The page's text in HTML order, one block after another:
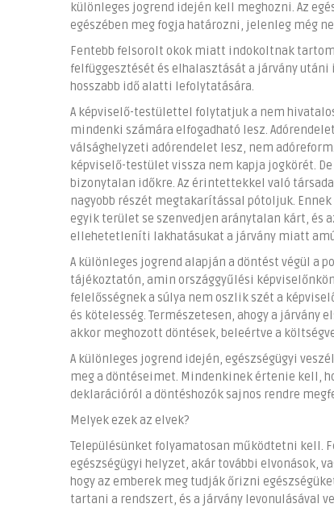
különleges jogrend idején kell meghozni. Az
egészében meg fogja határozni, jelenleg még
Fentebb felsorolt okok miatt indokoltnak
felfüggesztését és elhalasztását a járvány
hosszabb idő alatti lefolytatására.
A képviselő-testülettel folytatjuk a nem
mindenki számára elfogadható lesz.
válsághelyzeti adórendelet lesz, nem
képviselő-testület vissza nem kapja jogkörét.
bizonytalan időkre. Az érintettekkel való
nagyobb részét megtakarítással pótoljuk.
egyik terület se szenvedjen aránytalan kárt, és
ellehetetleníti lakhatásukat a járvány miatt
A különleges jogrend alapján a döntést végül a
tájékoztatón, amin országgyűlési
felelősségnek a súlya nem oszlik szét a
és kötelesség. Természetesen, ahogy a
akkor meghozott döntések, beleértve a
A különleges jogrend idején, egészségügyi
meg a döntéseimet. Mindenkinek értenie kell,
deklarációról a döntéshozók sajnos rendre
Melyek ezek az elvek?
Településünket folyamatosan működtetni kell.
egészségügyi helyzet, akár további elvonások,
hogy az emberek meg tudják őrizni
tartani a rendszert, és a járvány levonulásával